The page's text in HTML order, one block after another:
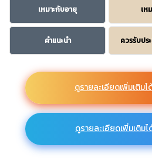
เหมาะกับอายุ เห
คำแนะนำ ควรรับป
ดูรายละเอียดเพิ่มเติม
ดูรายละเอียดเพิ่มเติม